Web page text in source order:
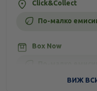
Click&Collect
По-малко
Box Now
ВИЖ